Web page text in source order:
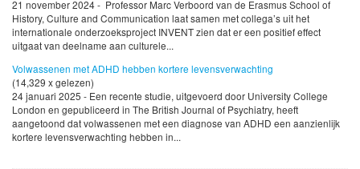
21 november 2024 - Professor Marc Verboord van de Erasmus School of
History, Culture and Communication laat samen met collega’s uit het
internationale onderzoeksproject INVENT zien dat er een positief effect
uitgaat van deelname aan culturele...
Volwassenen met ADHD hebben kortere levensverwachting
(14,329 x gelezen)
24 januari 2025 - Een recente studie, uitgevoerd door University College
London en gepubliceerd in The British Journal of Psychiatry, heeft
aangetoond dat volwassenen met een diagnose van ADHD een aanzienlijk
kortere levensverwachting hebben in...